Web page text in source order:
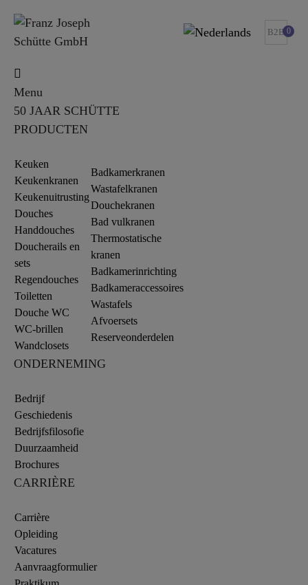
B2B 0
Menu
50 JAAR SCHÜTTE
PRODUCTEN
Keuken
Keukenkranen
Keukenuitrusting
Douches
Handdouches
Doucherails en
sets
Regendouches
Toiletten
Douche WC
WC-brillen
Wandclosets
Badkamerkranen
Wastafelkranen
Douchekranen
Bad vulkranen
Thermostatische
kranen
Badkamerinrichting
Badkameraccessoires
Wastafels
Afvoersets
Reserveonderdelen
ONDERNEMING
Bedrijf
Geschiedenis
Bedrijfsfilosofie
Duurzaamheid
Brochures
CARRIÈRE
Carrière
Opleiding
Vacatures
Aanvraagformulier